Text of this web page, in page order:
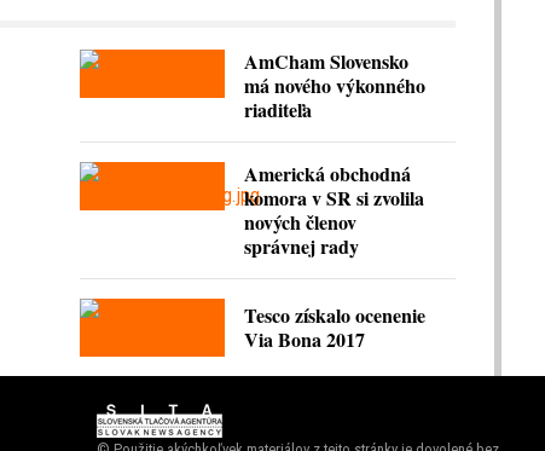
AmCham Slovensko
má nového výkonného
riaditeľa
Americká obchodná
komora v SR si zvolila
nových členov
správnej rady
Tesco získalo ocenenie
Via Bona 2017